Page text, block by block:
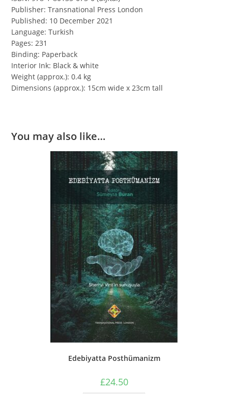
Publisher: Transnational Press London
Published: 10 December 2021
Language: Turkish
Pages: 231
Binding: Paperback
Interior Ink: Black & white
Weight (approx.): 0.4 kg
Dimensions (approx.): 15cm wide x 23cm tall
You may also like…
Edebiyatta Posthümanizm
£24.50